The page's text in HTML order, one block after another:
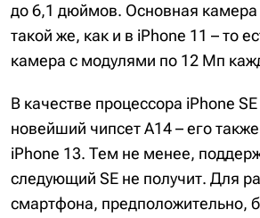
до 6,1 дюймов. Основная камера
такой же, как и в iPhone 11 – то
камера с модулями по 12 Мп
В качестве процессора iPhone
новейший чипсет A14 – его
iPhone 13. Тем не менее,
следующий SE не получит. Для
смартфона, предположительно,